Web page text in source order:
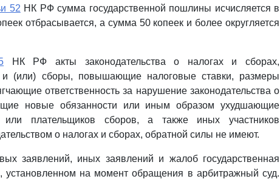
52 НК РФ сумма государственной пошлины исчисляется в
отбрасывается, а сумма 50 копеек и более округляется
НК РФ акты законодательства о налогах и сборах,
(или) сборы, повышающие налоговые ставки, размеры
ответственность за нарушение законодательства о
новые обязанности или иным образом ухудшающие
или плательщиков сборов, а также иных участников
о налогах и сборах, обратной силы не имеют.
заявлений, иных заявлений и жалоб государственная
установленном на момент обращения в арбитражный суд.